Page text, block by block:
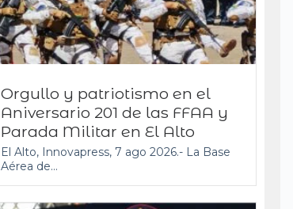
Orgullo y patriotismo en el
Aniversario 201 de las FFAA y
Parada Militar en El Alto
El Alto, Innovapress, 7 ago 2026.- La Base
Aérea de...